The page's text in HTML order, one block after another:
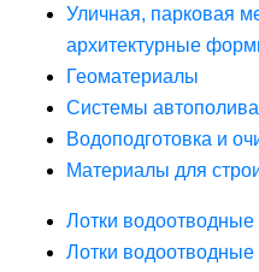
Уличная, парковая
архитектурные
Геоматериалы
Системы автополива
Водоподготовка и
Материалы для
Лотки
Лотки